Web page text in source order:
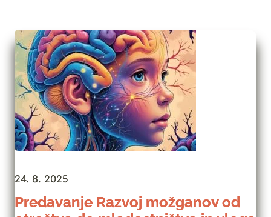
24. 8. 2025
Predavanje Razvoj možganov od